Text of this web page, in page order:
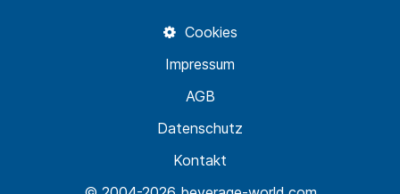
Kontakt
Datenschutz
AGB
Impressum
Cookies